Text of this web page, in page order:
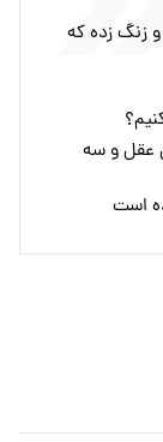
زنگ زده که
عقل و سه
است